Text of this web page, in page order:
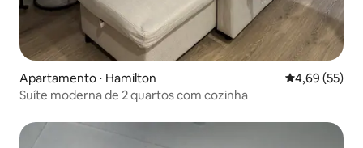
Apartamento ⋅ Hamilton 4,69 de uma
4,69 (55)
Suíte moderna de 2 quartos com cozinha